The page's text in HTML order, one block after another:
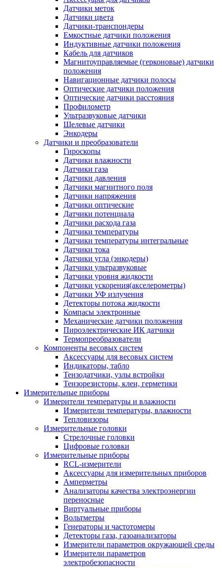
Датчики меток
Датчики цвета
Датчики-транспондеры
Емкостные датчики положения
Индуктивные датчики положения
Кабель для датчиков
Магнитоуправляемые (герконовые) датчики
положения
Навигационные датчики полосы
Оптические датчики положения
Оптические датчики расстояния
Профилометр
Ультразвуковые датчики
Щелевые датчики
Энкодеры
Датчики и преобразователи
Гироскопы
Датчики влажности
Датчики газа
Датчики давления
Датчики магнитного поля
Датчики напряжения
Датчики оптические
Датчики потенциала
Датчики расхода газа
Датчики температуры
Датчики температуры интегральные
Датчики тока
Датчики угла (энкодеры)
Датчики ультразвуковые
Датчики уровня жидкости
Датчики ускорения(акселерометры)
Датчики УФ излучения
Детекторы потока жидкости
Компасы электронные
Механические датчики положения
Пироэлектрические ИК датчики
Термопреобразователи
Компоненты весовых систем
Аксессуары для весовых систем
Индикаторы, табло
Тензодатчики, узлы встройки
Тензорезисторы, клеи, герметики
Измерительные приборы
Измерители температуры и влажности
Измерители температуры, влажности
Тепловизоры
Измерительные головки
Стрелочные головки
Цифровые головки
Измерительные приборы
RCL-измерители
Аксессуары для измерительных приборов
Амперметры
Анализаторы качества электроэнергии
переносные
Виртуальные приборы
Вольтметры
Генераторы и частотомеры
Детекторы газа, газоанализаторы
Измерители параметров окружающей среды
Измерители параметров
электробезопасности